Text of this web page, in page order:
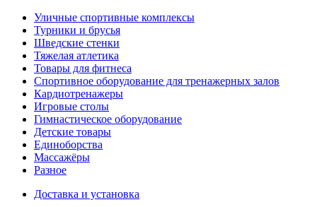
Уличные спортивные комплексы
Турники и брусья
Шведские стенки
Тяжелая атлетика
Товары для фитнеса
Спортивное оборудование для тренажерных залов
Кардиотренажеры
Игровые столы
Гимнастическое оборудование
Детские товары
Единоборства
Массажёры
Разное
Доставка и установка